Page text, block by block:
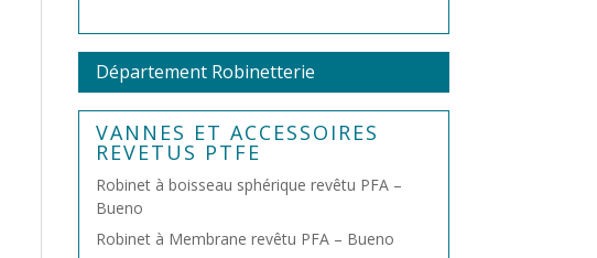
Département Robinetterie
VANNES ET ACCESSOIRES
REVETUS PTFE
Robinet à boisseau sphérique revêtu PFA –
Bueno
Robinet à Membrane revêtu PFA – Bueno